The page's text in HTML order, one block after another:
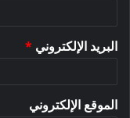
البريد الإلكتروني *
الموقع الإلكتروني